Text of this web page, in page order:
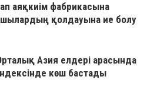
аяқкиім фабрикасына
қолдауына ие болу
Азия елдері арасында
көш бастады